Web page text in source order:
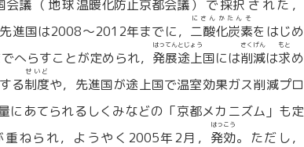
会議 （地球温暖化防止京都会議）で採択 された，
進国は2008〜2012年までに， 二酸化炭素
にさんかたんそ
をはじめ
へらすことが定められ， 発展途上
はってんとじょう
国には削減
さくげん
は求
もと
め
る制度
せいど
や，先進国が途上国で温室効果ガス削減プロ
にあてられるしくみなどの「京都メカニズム」も定
ねられ，ようやく2005年2月， 発効
はっこう
。ただし，